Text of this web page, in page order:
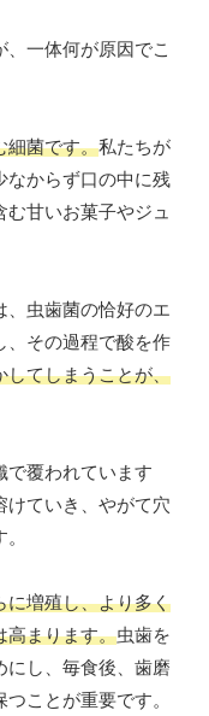
一体何が原因でこ
細菌です。私たちが
なからず口の中に残
甘いお菓子やジュ
、虫歯菌の恰好のエ
、その過程で酸を作
してしまうことが、
で覆われています
けていき、やがて穴
に増殖し、より多く
高まります。虫歯を
にし、毎食後、歯磨
ことが重要です。